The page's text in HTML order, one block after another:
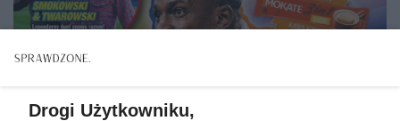
Drogi Użytkowniku,